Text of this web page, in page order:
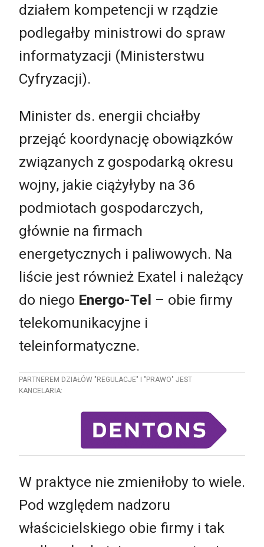
działem kompetencji w rządzie
podlegałby ministrowi do spraw
informatyzacji (Ministerstwu
Cyfryzacji).
Minister ds. energii chciałby
przejąć koordynację obowiązków
związanych z gospodarką okresu
wojny, jakie ciążyłyby na 36
podmiotach gospodarczych,
głównie na firmach
energetycznych i paliwowych. Na
liście jest również Exatel i należący
do niego Energo-Tel – obie firmy
telekomunikacyjne i
teleinformatyczne.
PARTNEREM DZIAŁÓW "REGULACJE" I "PRAWO" JEST
KANCELARIA:
W praktyce nie zmieniłoby to wiele.
Pod względem nadzoru
właścicielskiego obie firmy i tak